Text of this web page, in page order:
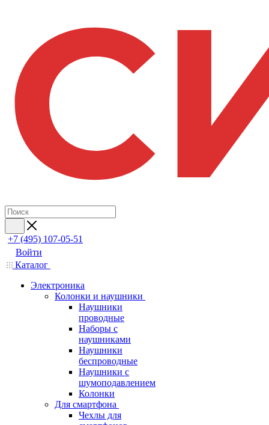
+7 (495) 107-05-51
Войти
Каталог
Электроника
Колонки и наушники
Наушники
проводные
Наборы с
наушниками
Наушники
беспроводные
Наушники с
шумоподавлением
Колонки
Для смартфона
Чехлы для